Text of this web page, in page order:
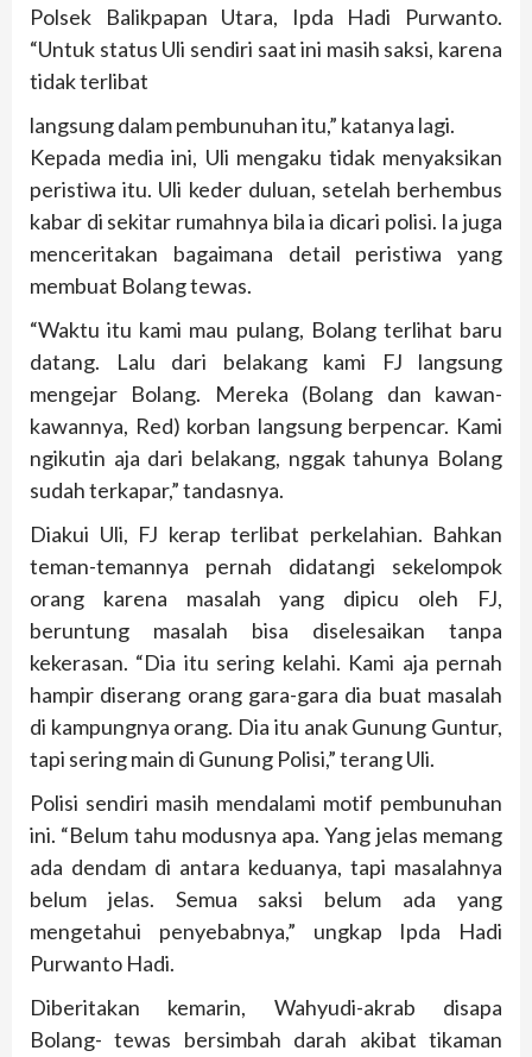
Polsek Balikpapan Utara, Ipda Hadi Purwanto.
“Untuk status Uli sendiri saat ini masih saksi, karena
tidak terlibat
langsung dalam pembunuhan itu,” katanya lagi.
Kepada media ini, Uli mengaku tidak menyaksikan
peristiwa itu. Uli keder duluan, setelah berhembus
kabar di sekitar rumahnya bila ia dicari polisi. Ia juga
menceritakan bagaimana detail peristiwa yang
membuat Bolang tewas.
“Waktu itu kami mau pulang, Bolang terlihat baru
datang. Lalu dari belakang kami FJ langsung
mengejar Bolang. Mereka (Bolang dan kawan-
kawannya, Red) korban langsung berpencar. Kami
ngikutin aja dari belakang, nggak tahunya Bolang
sudah terkapar,” tandasnya.
Diakui Uli, FJ kerap terlibat perkelahian. Bahkan
teman-temannya pernah didatangi sekelompok
orang karena masalah yang dipicu oleh FJ,
beruntung masalah bisa diselesaikan tanpa
kekerasan. “Dia itu sering kelahi. Kami aja pernah
hampir diserang orang gara-gara dia buat masalah
di kampungnya orang. Dia itu anak Gunung Guntur,
tapi sering main di Gunung Polisi,” terang Uli.
Polisi sendiri masih mendalami motif pembunuhan
ini. “Belum tahu modusnya apa. Yang jelas memang
ada dendam di antara keduanya, tapi masalahnya
belum jelas. Semua saksi belum ada yang
mengetahui penyebabnya,” ungkap Ipda Hadi
Purwanto Hadi.
Diberitakan kemarin, Wahyudi-akrab disapa
Bolang- tewas bersimbah darah akibat tikaman